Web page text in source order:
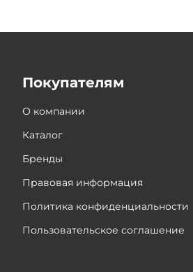
Покупателям
О компании
Каталог
Бренды
Правовая информация
Политика конфиденциальности
Пользовательское соглашение